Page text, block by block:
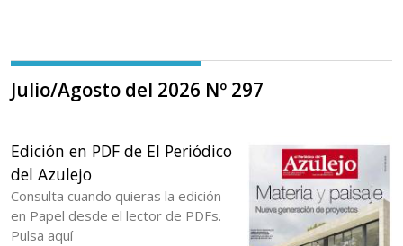
Julio/Agosto del 2026 Nº 297
Edición en PDF de El Periódico
del Azulejo
Consulta cuando quieras la edición
en Papel desde el lector de PDFs.
Pulsa aquí